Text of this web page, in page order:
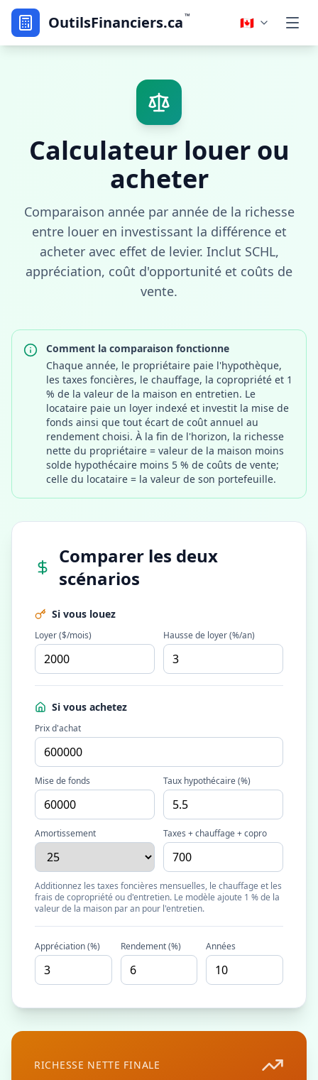
OutilsFinanciers.ca ™ 🇨🇦
Calculateur louer ou
acheter
Comparaison année par année de la richesse
entre louer en investissant la différence et
acheter avec effet de levier. Inclut SCHL,
appréciation, coût d'opportunité et coûts de
vente.
Comment la comparaison fonctionne
Chaque année, le propriétaire paie l'hypothèque,
les taxes foncières, le chauffage, la copropriété et 1
% de la valeur de la maison en entretien. Le
locataire paie un loyer indexé et investit la mise de
fonds ainsi que tout écart de coût annuel au
rendement choisi. À la fin de l'horizon, la richesse
nette du propriétaire = valeur de la maison moins
solde hypothécaire moins 5 % de coûts de vente;
celle du locataire = la valeur de son portefeuille.
Comparer les deux
scénarios
Si vous louez
Loyer ($/mois) Hausse de loyer (%/an)
Si vous achetez
Prix d'achat
Mise de fonds Taux hypothécaire (%)
Amortissement Taxes + chauffage + copro
Additionnez les taxes foncières mensuelles, le chauffage et les
frais de copropriété ou d'entretien. Le modèle ajoute 1 % de la
valeur de la maison par an pour l'entretien.
Appréciation (%) Rendement (%) Années
RICHESSE NETTE FINALE